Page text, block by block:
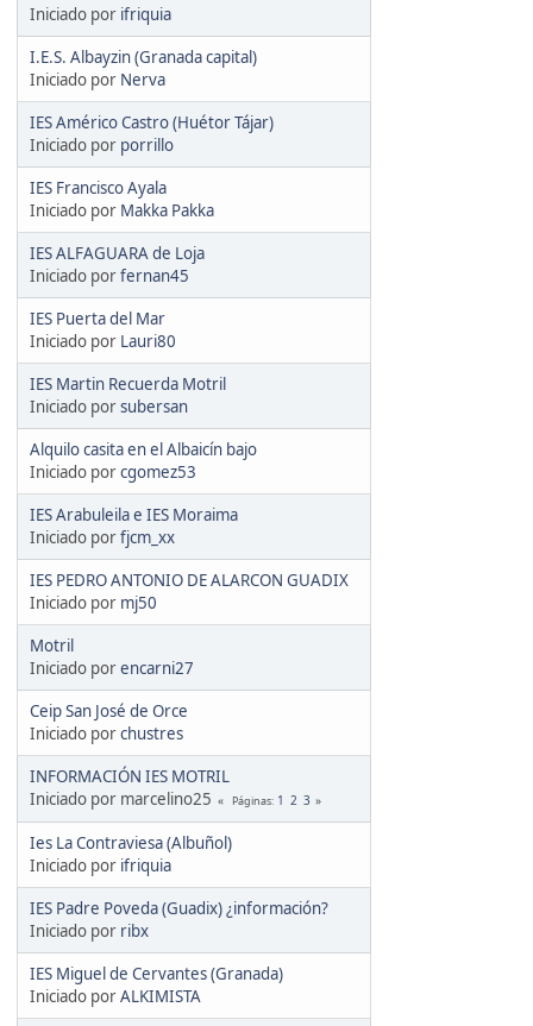
Iniciado por ifriquia
I.E.S. Albayzin (Granada capital)
Iniciado por Nerva
IES Américo Castro (Huétor Tájar)
Iniciado por porrillo
IES Francisco Ayala
Iniciado por Makka Pakka
IES ALFAGUARA de Loja
Iniciado porfernan45
IES Puerta del Mar
Iniciado por Lauri80
IES Martin Recuerda Motril
Iniciado porsubersan
Alquilo casita en el Albaicín bajo
Iniciado porcgomez53
IES Arabuleila e IES Moraima
Iniciado porfjcm_xx
IES PEDRO ANTONIO DE ALARCON GUADIX
Iniciado por mj50
Motril
Iniciado porencarni27
Ceip San José de Orce
Iniciado porchustres
INFORMACIÓN IES MOTRIL
Iniciado por marcelino25
Páginas 1 2 3
Ies La Contraviesa (Albuñol)
Iniciado por ifriquia
IES Padre Poveda (Guadix) ¿información?
Iniciado por ribx
IES Miguel de Cervantes (Granada)
Iniciado porALKIMISTA